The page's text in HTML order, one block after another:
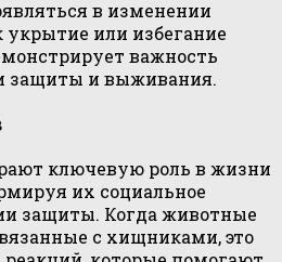
в изменении
укрытие или избегание
важность
защиты и выживания.
ключевую роль в жизни
их социальное
защиты. Когда животные
с хищниками, это